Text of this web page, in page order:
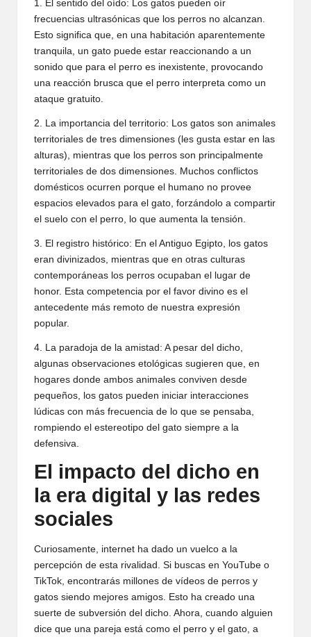
1. El sentido del oído: Los gatos pueden oír
frecuencias ultrasónicas que los perros no alcanzan.
Esto significa que, en una habitación aparentemente
tranquila, un gato puede estar reaccionando a un
sonido que para el perro es inexistente, provocando
una reacción brusca que el perro interpreta como un
ataque gratuito.
2. La importancia del territorio: Los gatos son animales
territoriales de tres dimensiones (les gusta estar en las
alturas), mientras que los perros son principalmente
territoriales de dos dimensiones. Muchos conflictos
domésticos ocurren porque el humano no provee
espacios elevados para el gato, forzándolo a compartir
el suelo con el perro, lo que aumenta la tensión.
3. El registro histórico: En el Antiguo Egipto, los gatos
eran divinizados, mientras que en otras culturas
contemporáneas los perros ocupaban el lugar de
honor. Esta competencia por el favor divino es el
antecedente más remoto de nuestra expresión
popular.
4. La paradoja de la amistad: A pesar del dicho,
algunas observaciones etológicas sugieren que, en
hogares donde ambos animales conviven desde
pequeños, los gatos pueden iniciar interacciones
lúdicas con más frecuencia de lo que se pensaba,
rompiendo el estereotipo del gato siempre a la
defensiva.
El impacto del dicho en
la era digital y las redes
sociales
Curiosamente, internet ha dado un vuelco a la
percepción de esta rivalidad. Si buscas en YouTube o
TikTok, encontrarás millones de vídeos de perros y
gatos siendo mejores amigos. Esto ha creado una
suerte de subversión del dicho. Ahora, cuando alguien
dice que una pareja está como el perro y el gato, a